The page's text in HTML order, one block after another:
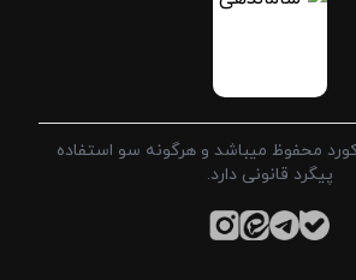
محفوظ میباشد و هرگونه سو استفاده
پیگرد قانونی دارد.